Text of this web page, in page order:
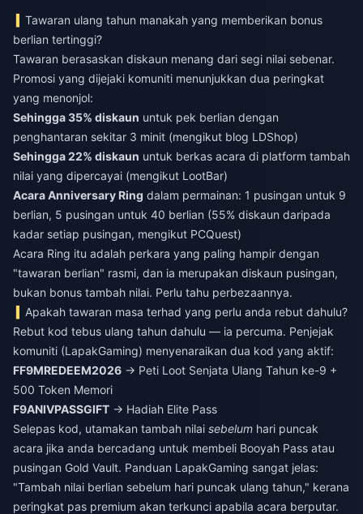
Tawaran ulang tahun manakah yang memberikan bonus
berlian tertinggi?
Tawaran berasaskan diskaun menang dari segi nilai sebenar.
Promosi yang dijejaki komuniti menunjukkan dua peringkat
yang menonjol:
Sehingga 35% diskaun untuk pek berlian dengan
penghantaran sekitar 3 minit (mengikut blog LDShop)
Sehingga 22% diskaun untuk berkas acara di platform tambah
nilai yang dipercayai (mengikut LootBar)
Acara Anniversary Ring dalam permainan: 1 pusingan untuk 9
berlian, 5 pusingan untuk 40 berlian (55% diskaun daripada
kadar setiap pusingan, mengikut PCQuest)
Acara Ring itu adalah perkara yang paling hampir dengan
"tawaran berlian" rasmi, dan ia merupakan diskaun pusingan,
bukan bonus tambah nilai. Perlu tahu perbezaannya.
Apakah tawaran masa terhad yang perlu anda rebut dahulu?
Rebut kod tebus ulang tahun dahulu — ia percuma. Penjejak
komuniti (LapakGaming) menyenaraikan dua kod yang aktif:
FF9MREDEEM2026 → Peti Loot Senjata Ulang Tahun ke-9 +
500 Token Memori
F9ANIVPASSGIFT → Hadiah Elite Pass
Selepas kod, utamakan tambah nilai sebelum hari puncak
acara jika anda bercadang untuk membeli Booyah Pass atau
pusingan Gold Vault. Panduan LapakGaming sangat jelas:
"Tambah nilai berlian sebelum hari puncak ulang tahun," kerana
peringkat pas premium akan terkunci apabila acara berputar.